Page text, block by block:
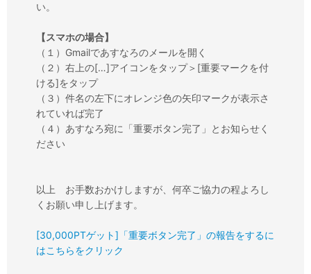
い。
【スマホの場合】
（１）Gmailであすなろのメールを開く
（２）右上の[…]アイコンをタップ＞[重要マークを付
ける]をタップ
（３）件名の左下にオレンジ色の矢印マークが表示さ
れていれば完了
（４）あすなろ宛に「重要ボタン完了」とお知らせく
ださい
以上 お手数おかけしますが、何卒ご協力の程よろし
くお願い申し上げます。
[30,000PTゲット]「重要ボタン完了」の報告をするに
はこちらをクリック